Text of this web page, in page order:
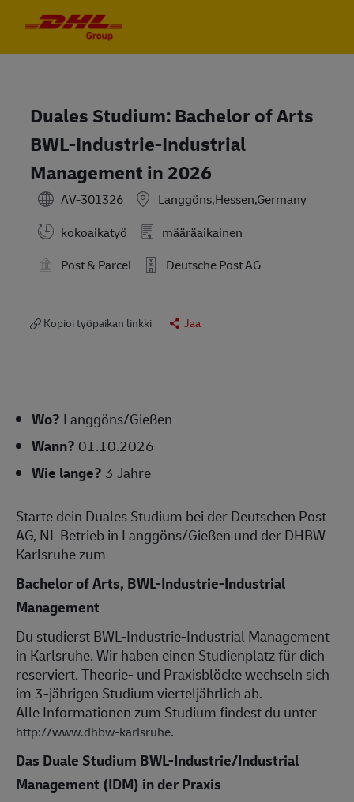
Duales Studium: Bachelor of Arts
BWL-Industrie-Industrial
Management in 2026
AV-301326
Langgöns,Hessen,Germany
kokoaikatyö
määräaikainen
Post & Parcel
Deutsche Post AG
Kopioi työpaikan linkki Jaa
Wo? Langgöns/Gießen
Wann? 01.10.2026
Wie lange? 3 Jahre
Starte dein Duales Studium bei der Deutschen Post
AG, NL Betrieb in Langgöns/Gießen und der DHBW
Karlsruhe zum
Bachelor of Arts, BWL-Industrie-Industrial
Management
Du studierst BWL-Industrie-Industrial Management
in Karlsruhe. Wir haben einen Studienplatz für dich
reserviert. Theorie- und Praxisblöcke wechseln sich
im 3-jährigen Studium vierteljährlich ab.
Alle Informationen zum Studium findest du unter
http://www.dhbw-karlsruhe.
Das Duale Studium BWL-Industrie/Industrial
Management (IDM) in der Praxis